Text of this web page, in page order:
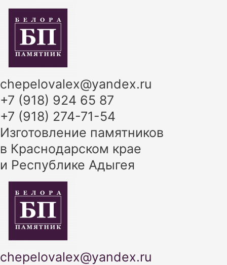
содержимому
chepelovalex@yandex.ru
+7 (918) 924 65 87
+7 (918) 274-71-54
Изготовление памятников
в Краснодарском крае
и Республике Адыгея
chepelovalex@yandex.ru